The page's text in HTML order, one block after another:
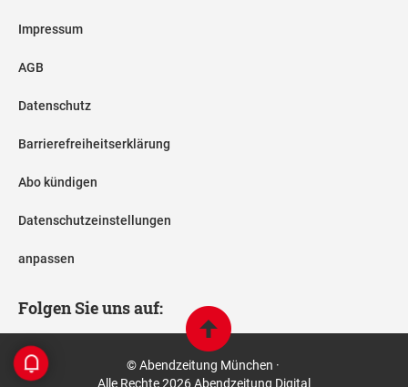
Impressum
AGB
Datenschutz
Barrierefreiheitserklärung
Abo kündigen
Datenschutzeinstellungen
anpassen
Folgen Sie uns auf:
© Abendzeitung München ·
Alle Rechte 2026 Abendzeitung Digital